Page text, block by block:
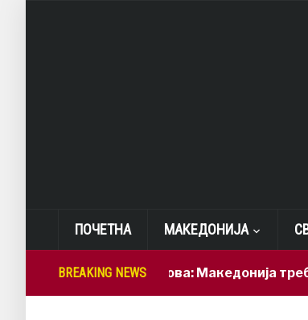
ПОЧЕТНА МАКЕДОНИЈА
BREAKING NEWS
Лепиткова: Македонија треба